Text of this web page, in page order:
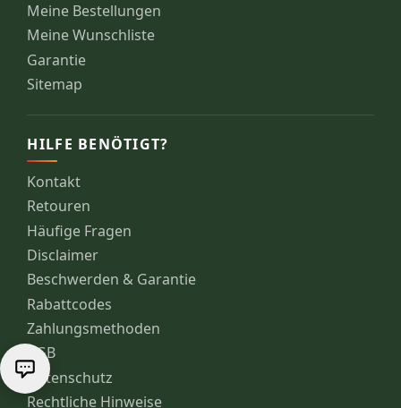
Meine Bestellungen
Meine Wunschliste
Garantie
Sitemap
HILFE BENÖTIGT?
Kontakt
Retouren
Häufige Fragen
Disclaimer
Beschwerden & Garantie
Rabattcodes
Zahlungsmethoden
AGB
Datenschutz
Rechtliche Hinweise